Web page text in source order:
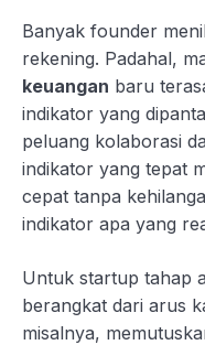
Banyak founder
rekening. Padahal,
keuangan baru
indikator yang
peluang kolaborasi
indikator yang tepat
cepat tanpa
indikator apa yang
Untuk startup tahap
berangkat dari arus
misalnya,